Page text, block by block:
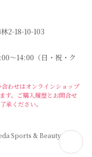
2-18-10-103
～14:00（日・祝・ク
わせはオンラインショップ
す。 ご購入履歴とお問合せ
承ください。
Sports & Beauty Clinic